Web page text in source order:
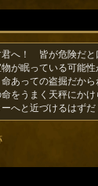
へ！　皆が危険だ
が眠っている可能
あっての盗掘だから
をうまく天秤にか
へと近づけるはずだ